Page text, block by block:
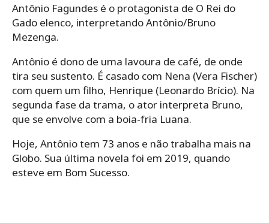
Antônio Fagundes é o protagonista de O Rei do
Gado elenco, interpretando Antônio/Bruno
Mezenga.
Antônio é dono de uma lavoura de café, de onde
tira seu sustento. É casado com Nena (Vera Fischer)
com quem um filho, Henrique (Leonardo Brício). Na
segunda fase da trama, o ator interpreta Bruno,
que se envolve com a boia-fria Luana.
Hoje, Antônio tem 73 anos e não trabalha mais na
Globo. Sua última novela foi em 2019, quando
esteve em Bom Sucesso.